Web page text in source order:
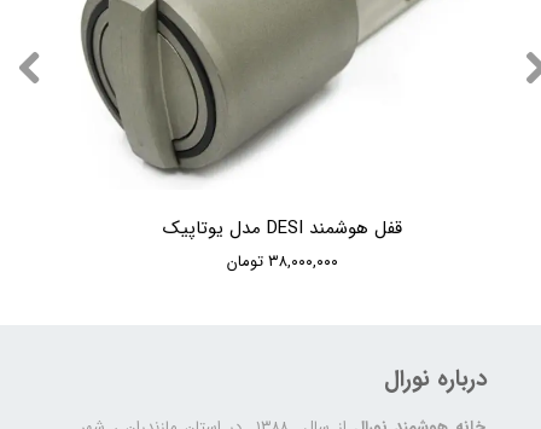
قفل هوشمند DESI مدل یوتاپیک
۳۸,۰۰۰,۰۰۰ تومان
درباره نورال